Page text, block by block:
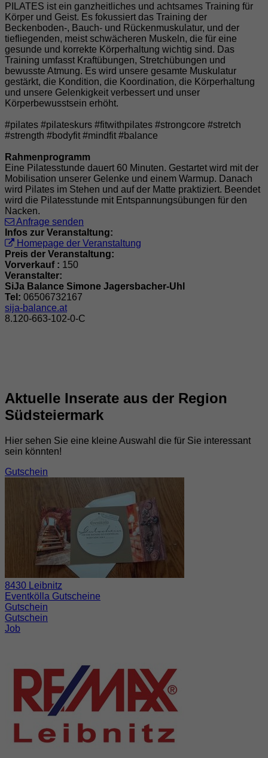
PILATES ist ein ganzheitliches und achtsames Training für
Körper und Geist. Es fokussiert das Training der
Beckenboden-, Bauch- und Rückenmuskulatur, und der
tiefliegenden, meist schwächeren Muskeln, die für eine
gesunde und korrekte Körperhaltung wichtig sind. Das
Training umfasst Kraftübungen, Stretchübungen und
bewusste Atmung. Es wird unsere gesamte Muskulatur
gestärkt, die Kondition, die Koordination, die Körperhaltung
und unsere Gelenkigkeit verbessert und unser
Körperbewusstsein erhöht.
#pilates #pilateskurs #fitwithpilates #strongcore #stretch
#strength #bodyfit #mindfit #balance
Rahmenprogramm
Eine Pilatesstunde dauert 60 Minuten. Gestartet wird mit der
Mobilisation unserer Gelenke und einem Warmup. Danach
wird Pilates im Stehen und auf der Matte praktiziert. Beendet
wird die Pilatesstunde mit Entspannungsübungen für den
Nacken.
Anfrage senden
Infos zur Veranstaltung:
Homepage der Veranstaltung
Preis der Veranstaltung:
Vorverkauf : 150
Veranstalter:
SiJa Balance Simone Jagersbacher-Uhl
Tel: 06506732167
sija-balance.at
8.120-663-102-0-C
Aktuelle Inserate aus der Region
Südsteiermark
Hier sehen Sie eine kleine Auswahl die für Sie interessant
sein könnten!
Gutschein
8430 Leibnitz
Eventkölla Gutscheine
Gutschein
Gutschein
Job